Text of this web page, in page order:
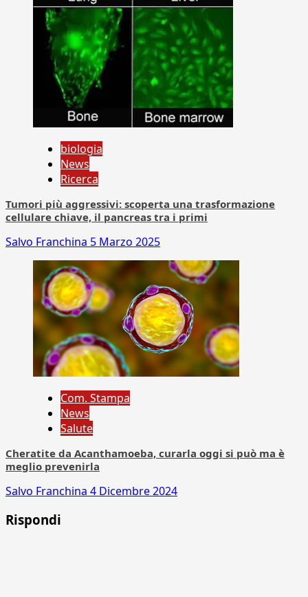
biologia
News
Ricerca
Tumori più aggressivi: scoperta una trasformazione
cellulare chiave, il pancreas tra i primi
Salvo Franchina 5 Marzo 2025
Com. Stampa
News
Salute
Cheratite da Acanthamoeba, curarla oggi si può ma è
meglio prevenirla
Salvo Franchina 4 Dicembre 2024
Rispondi